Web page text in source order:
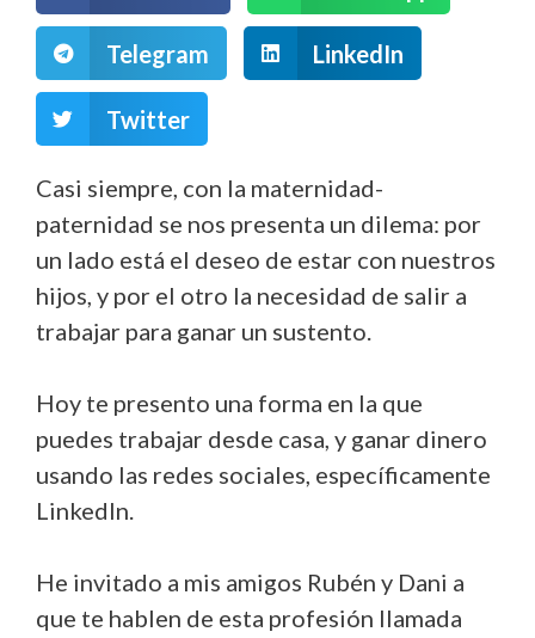
Telegram LinkedIn
Twitter
Casi siempre, con la maternidad-
paternidad se nos presenta un dilema: por
un lado está el deseo de estar con nuestros
hijos, y por el otro la necesidad de salir a
trabajar para ganar un sustento.
Hoy te presento una forma en la que
puedes trabajar desde casa, y ganar dinero
usando las redes sociales, específicamente
LinkedIn.
He invitado a mis amigos Rubén y Dani a
que te hablen de esta profesión llamada